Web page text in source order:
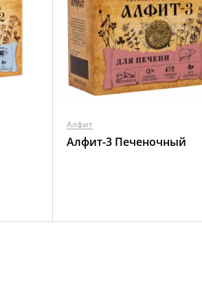
Алфит
Алфит-3 Печеночный